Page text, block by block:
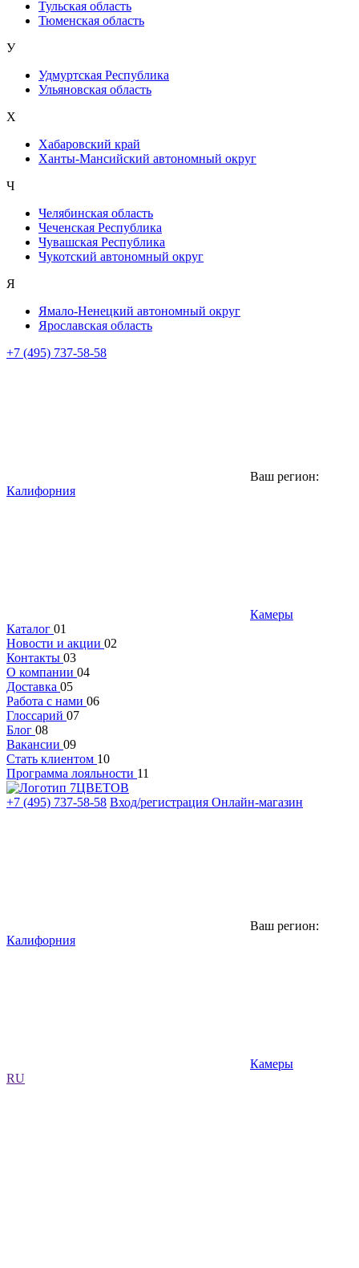
Тульская область
Тюменская область
У
Удмуртская Республика
Ульяновская область
Х
Хабаровский край
Ханты-Мансийский автономный округ
Ч
Челябинская область
Чеченская Республика
Чувашская Республика
Чукотский автономный округ
Я
Ямало-Ненецкий автономный округ
Ярославская область
+7 (495) 737-58-58
Ваш регион:
Калифорния
Камеры
Каталог 01
Новости и акции 02
Контакты 03
О компании 04
Доставка 05
Работа с нами 06
Глоссарий 07
Блог 08
Вакансии 09
Стать клиентом 10
Программа лояльности 11
+7 (495) 737-58-58 Вход/регистрация Онлайн-магазин
Ваш регион:
Калифорния
Камеры
RU